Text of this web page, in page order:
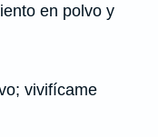
en polvo y
vivifícame